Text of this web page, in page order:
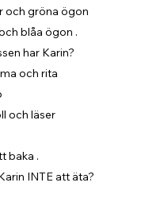
och gröna ögon
blåa ögon .
har Karin?
och rita
och läser
baka .
INTE att äta?